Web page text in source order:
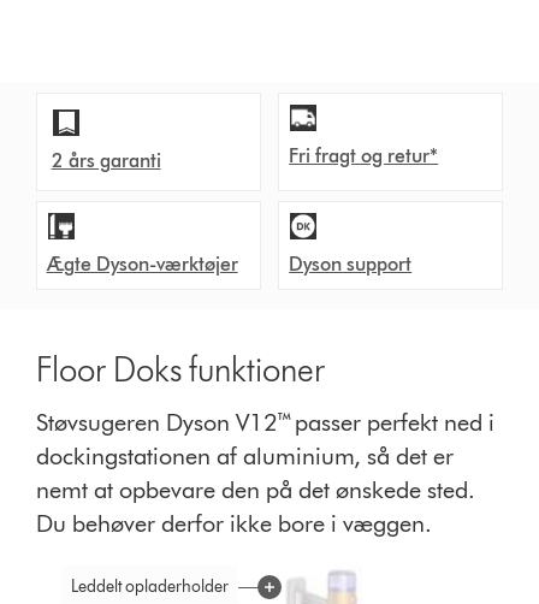
2 års garanti Fri fragt og retur*
Ægte Dyson-værktøjer Dyson support
Floor Doks funktioner
Støvsugeren Dyson V12™ passer perfekt ned i
dockingstationen af aluminium, så det er
nemt at opbevare den på det ønskede sted.
Du behøver derfor ikke bore i væggen.
Leddelt opladerholder